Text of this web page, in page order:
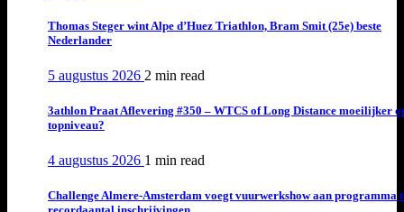
Thomas Steger wint Alpe d’Huez Triathlon, Bram Smit (25e) beste
Nederlander
5 augustus 2026 2 min read
3athlon Praat Aflevering #350 – WTCS of Long Distance moeilijker
topniveau?
4 augustus 2026 1 min read
Challenge Almere-Amsterdam voegt vuurwerkshow aan programma